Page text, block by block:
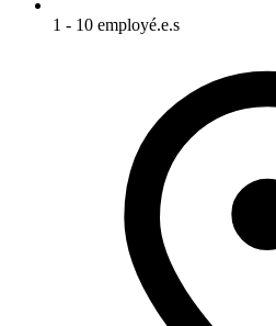
1 - 10 employé.e.s